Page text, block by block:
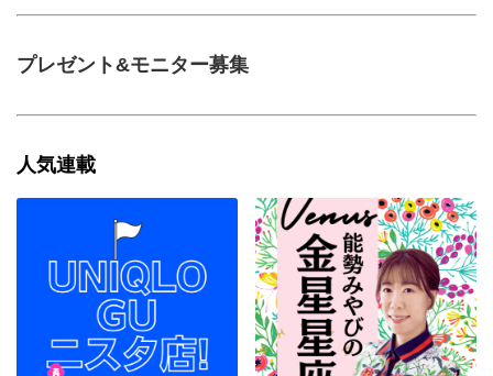
プレゼント&モニター募集
人気連載